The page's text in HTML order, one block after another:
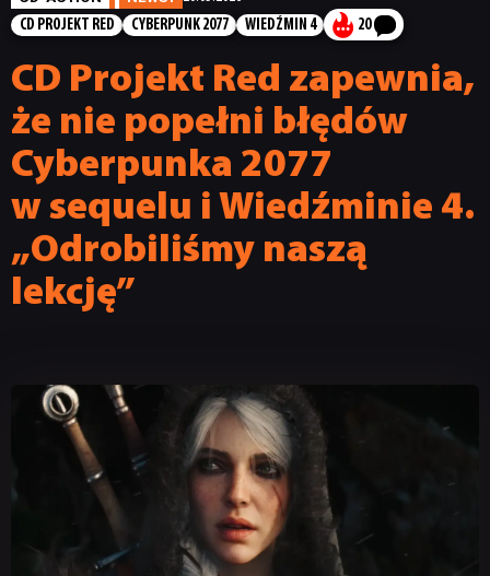
CD PROJEKT RED
CYBERPUNK 2077 WIEDŹMIN 4 20
CD Projekt Red zapewnia,
że nie popełni błędów
Cyberpunka 2077
w sequelu i Wiedźminie 4.
„Odrobiliśmy naszą
lekcję”